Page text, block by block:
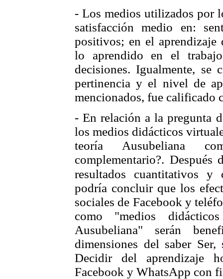
- Los medios utilizados por
satisfacción medio en:
positivos; en el aprendizaje
lo aprendido en el
decisiones. Igualmente, se
pertinencia y el nivel de
mencionados, fue calificado
- En relación a la pregunta
los medios didácticos
teoría Ausubeliana
complementario?. Después
resultados cuantitativos y
podría concluir que los
sociales de Facebook y
como "medios
Ausubeliana" serán
dimensiones del saber
Decidir del aprendizaje
Facebook y WhatsApp con